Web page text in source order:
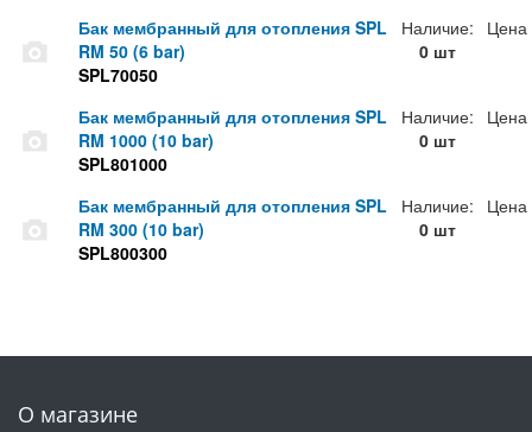
Бак мембранный для отопления SPL
RM 50 (6 bar)
SPL70050
Наличие:
0 шт
Цена
Бак мембранный для отопления SPL
RM 1000 (10 bar)
SPL801000
Наличие:
0 шт
Цена
Бак мембранный для отопления SPL
RM 300 (10 bar)
SPL800300
Наличие:
0 шт
Цена
О магазине